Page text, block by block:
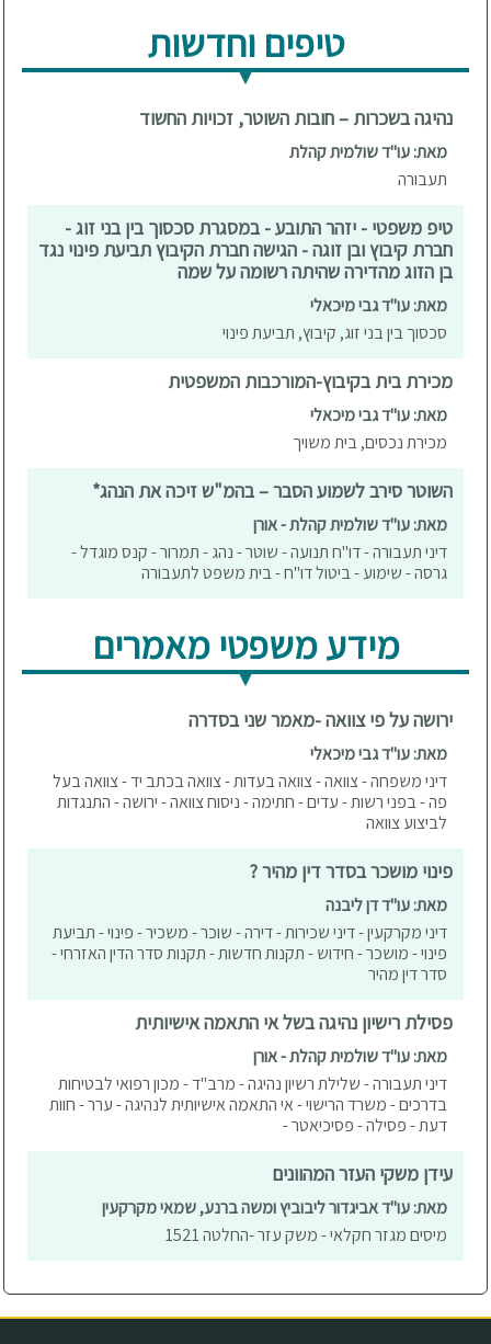
טיפים וחדשות
נהיגה בשכרות – חובות השוטר, זכויות החשוד
מאת: עו"ד שולמית קהלת
תעבורה
טיפ משפטי - יזהר התובע - במסגרת סכסוך בין בני זוג -
חברת קיבוץ ובן זוגה - הגישה חברת הקיבוץ תביעת פינוי נגד
בן הזוג מהדירה שהיתה רשומה על שמה
מאת: עו"ד גבי מיכאלי
סכסוך בין בני זוג, קיבוץ, תביעת פינוי
מכירת בית בקיבוץ-המורכבות המשפטית
מאת: עו"ד גבי מיכאלי
מכירת נכסים, בית משויך
השוטר סירב לשמוע הסבר – בהמ"ש זיכה את הנהג*
מאת: עו"ד שולמית קהלת - אורן
דיני תעבורה - דו"ח תנועה - שוטר - נהג - תמרור - קנס מוגדל -
גרסה - שימוע - ביטול דו"ח - בית משפט לתעבורה
מידע משפטי מאמרים
ירושה על פי צוואה -מאמר שני בסדרה
מאת: עו"ד גבי מיכאלי
דיני משפחה - צוואה - צוואה בעדות - צוואה בכתב יד - צוואה בעל
פה - בפני רשות - עדים - חתימה - ניסוח צוואה - ירושה - התנגדות
לביצוע צוואה
פינוי מושכר בסדר דין מהיר ?
מאת: עו"ד דן ליבנה
דיני מקרקעין - דיני שכירות - דירה - שוכר - משכיר - פינוי - תביעת
פינוי - מושכר - חידוש - תקנות חדשות - תקנות סדר הדין האזרחי -
סדר דין מהיר
פסילת רישיון נהיגה בשל אי התאמה אישיותית
מאת: עו"ד שולמית קהלת - אורן
דיני תעבורה - שלילת רשיון נהיגה - מרב"ד - מכון רפואי לבטיחות
בדרכים - משרד הרישוי - אי התאמה אישיותית לנהיגה - ערר - חוות
דעת - פסילה - פסיכיאטר -
עידן משקי העזר המהוונים
מאת: עו"ד אביגדור ליבוביץ ומשה ברנע, שמאי מקרקעין
מיסים מגזר חקלאי - משק עזר -החלטה 1521